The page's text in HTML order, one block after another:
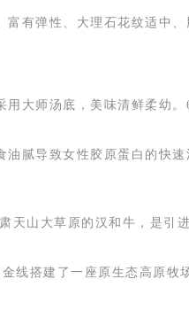
富有弹性、大理石花纹适中
大师汤底，美味清鲜柔幼
腻导致女性胶原蛋白的快
天山大草原的汉和牛，是引
线搭建了一座原生态高原牧